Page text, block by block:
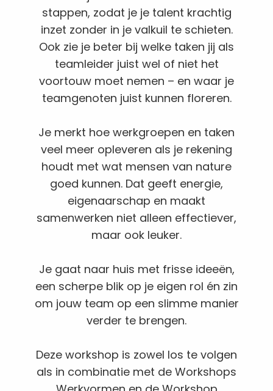
stappen, zodat je je talent krachtig
inzet zonder in je valkuil te schieten.
Ook zie je beter bij welke taken jij als
teamleider juist wel of niet het
voortouw moet nemen – en waar je
teamgenoten juist kunnen floreren.
Je merkt hoe werkgroepen en taken
veel meer opleveren als je rekening
houdt met wat mensen van nature
goed kunnen. Dat geeft energie,
eigenaarschap en maakt
samenwerken niet alleen effectiever,
maar ook leuker.
Je gaat naar huis met frisse ideeën,
een scherpe blik op je eigen rol én zin
om jouw team op een slimme manier
verder te brengen.
Deze workshop is zowel los te volgen
als in combinatie met de Workshops